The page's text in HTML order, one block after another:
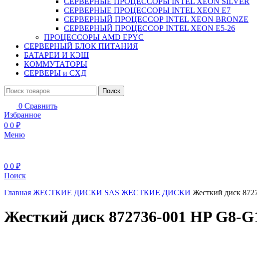
СЕРВЕРНЫЕ ПРОЦЕССОРЫ INTEL XEON Е7
СЕРВЕРНЫЙ ПРОЦЕССОР INTEL XEON BRONZE
СЕРВЕРНЫЙ ПРОЦЕССОР INTEL XEON Е5-26
ПРОЦЕССОРЫ AMD EPYC
СЕРВЕРНЫЙ БЛОК ПИТАНИЯ
БАТАРЕИ И КЭШ
КОММУТАТОРЫ
СЕРВЕРЫ и СХД
Поиск
0 Сравнить
Избранное
0 0 ₽
Меню
0 0 ₽
Поиск
Главная ЖЕСТКИЕ ДИСКИ SAS ЖЕСТКИЕ ДИСКИ Жесткий диск
Жесткий диск 872736-001 HP G8-